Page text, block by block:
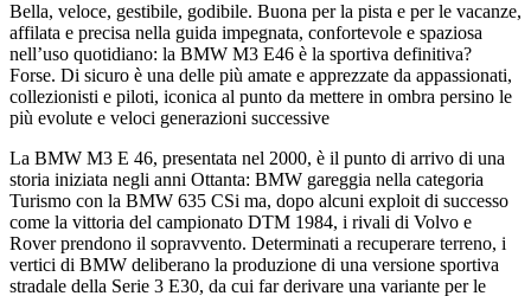
Bella, veloce, gestibile, godibile. Buona per la pista e per le vacanze,
affilata e precisa nella guida impegnata, confortevole e spaziosa
nell’uso quotidiano: la BMW M3 E46 è la sportiva definitiva?
Forse. Di sicuro è una delle più amate e apprezzate da appassionati,
collezionisti e piloti, iconica al punto da mettere in ombra persino le
più evolute e veloci generazioni successive
La BMW M3 E 46, presentata nel 2000, è il punto di arrivo di una
storia iniziata negli anni Ottanta: BMW gareggia nella categoria
Turismo con la BMW 635 CSi ma, dopo alcuni exploit di successo
come la vittoria del campionato DTM 1984, i rivali di Volvo e
Rover prendono il sopravvento. Determinati a recuperare terreno, i
vertici di BMW deliberano la produzione di una versione sportiva
stradale della Serie 3 E30, da cui far derivare una variante per le